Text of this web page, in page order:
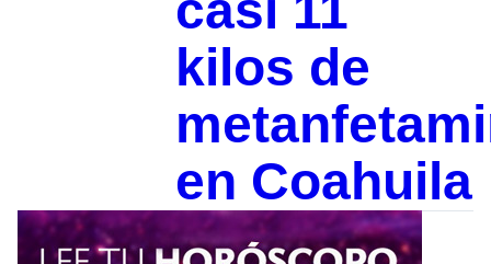
kilos de
en Coahuila